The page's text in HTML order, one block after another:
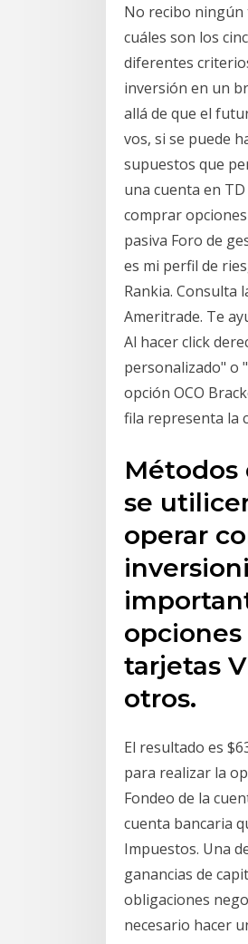
No recibo ningún
cuáles son los
diferentes
inversión en un
allá de que el
vos, si se puede
supuestos que
una cuenta en
comprar
pasiva Foro de
es mi perfil de
Rankia. Consulta
Ameritrade. Te
Al hacer click
personalizado" o
opción OCO
fila representa la
Métodos
se
operar
tarjetas
otros.
El resultado es
para realizar la
Fondeo de la
cuenta bancaria
Impuestos. Una
ganancias de
obligaciones
necesario hacer